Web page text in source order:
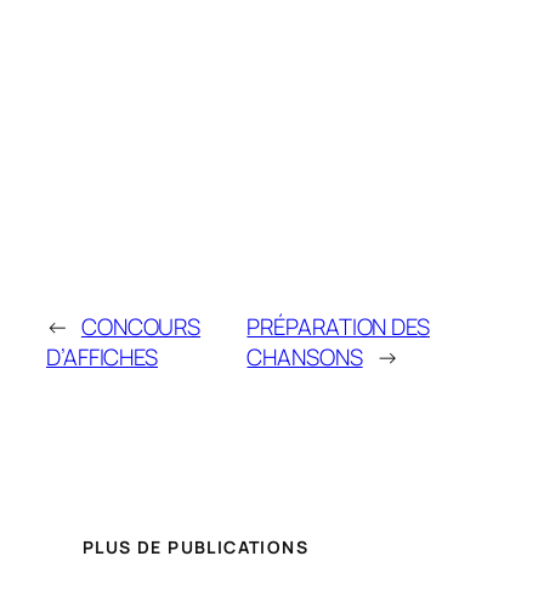
← CONCOURS
D’AFFICHES
PRÉPARATION DES
CHANSONS →
PLUS DE PUBLICATIONS